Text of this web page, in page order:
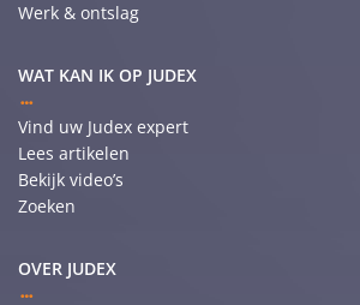
Werk & ontslag
WAT KAN IK OP JUDEX
Vind uw Judex expert
Lees artikelen
Bekijk video’s
Zoeken
OVER JUDEX